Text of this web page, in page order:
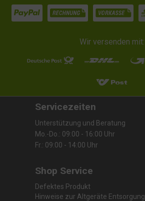
Wir versenden mit:
Servicezeiten
Unterstützung und Beratung
Mo.-Do.: 09:00 - 16:00 Uhr
Fr.: 09:00 - 14:00 Uhr
Shop Service
Defektes Produkt
Hinweise zur Altgeräte Entsorgung